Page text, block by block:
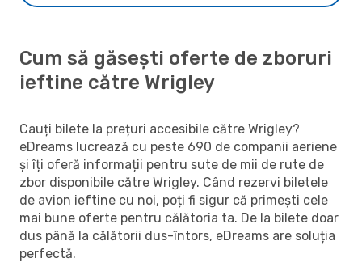
Cum să găsești oferte de zboruri
ieftine către Wrigley
Cauți bilete la prețuri accesibile către Wrigley?
eDreams lucrează cu peste 690 de companii aeriene
și îți oferă informații pentru sute de mii de rute de
zbor disponibile către Wrigley. Când rezervi biletele
de avion ieftine cu noi, poți fi sigur că primești cele
mai bune oferte pentru călătoria ta. De la bilete doar
dus până la călătorii dus-întors, eDreams are soluția
perfectă.